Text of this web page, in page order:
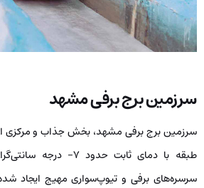
سرزمین برج برفی مشهد
سرزمین برج برفی مشهد، بخش جذاب و مرکزی
طبقه با دمای ثابت حدود
سرسره‌های برفی و تیوپ‌سواری مهیج ایجاد شده